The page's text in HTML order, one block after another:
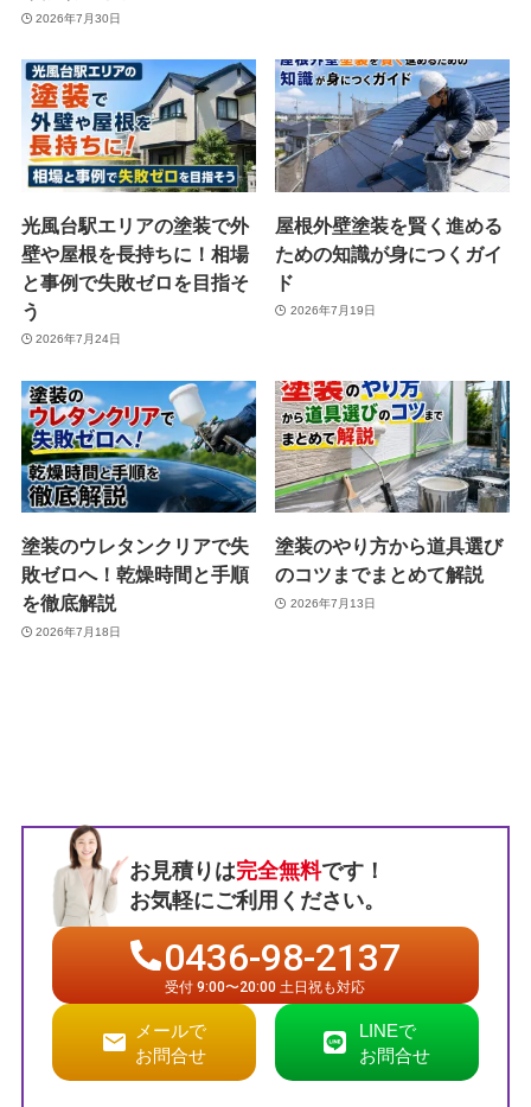
2026年7月30日
光風台駅エリアの塗装で外
壁や屋根を長持ちに！相場
と事例で失敗ゼロを目指そ
う
2026年7月24日
屋根外壁塗装を賢く進める
ための知識が身につくガイ
ド
2026年7月19日
塗装のウレタンクリアで失
敗ゼロへ！乾燥時間と手順
を徹底解説
2026年7月18日
塗装のやり方から道具選び
のコツまでまとめて解説
2026年7月13日
お見積りは完全無料です！
お気軽にご利用ください。
0436-98-2137
受付 9:00〜20:00 土日祝も対応
メールで
お問合せ
LINEで
お問合せ